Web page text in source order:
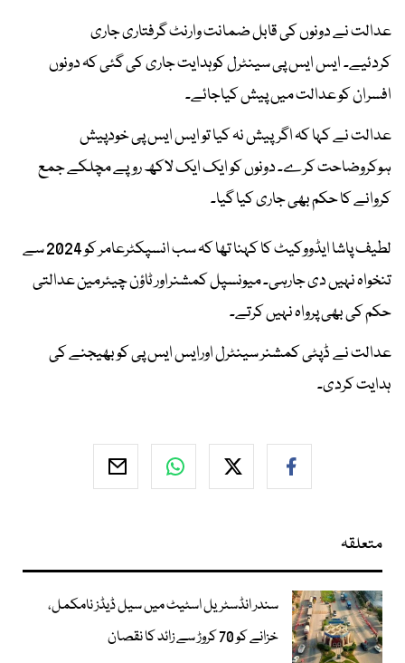
عدالت نے دونوں کی قابل ضمانت وارنٹ گرفتاری جاری
کردئیے۔ ایس ایس پی سینٹرل کوہدایت جاری کی گئی کہ دونوں
افسران کو عدالت میں پیش کیاجائے۔
عدالت نے کہا کہ اگرپیش نہ کیا تو ایس ایس پی خودپیش
ہوکروضاحت کرے۔ دونوں کو ایک ایک لاکھ روپے مچلکے جمع
کروانے کا حکم بھی جاری کیا گیا۔
لطیف پاشا ایڈووکیٹ کا کہنا تھا کہ سب انسپکٹرعامر کو 2024 سے
تنخواہ نہیں دی جارہی۔ میونسپل کمشنراور ٹاؤن چیئرمین عدالتی
حکم کی بھی پرواہ نہیں کرتے۔
عدالت نے ڈپٹی کمشنر سینٹرل اورایس ایس پی کو بھیجنے کی
ہدایت کردی۔
متعلقہ
سندر انڈسٹریل اسٹیٹ میں سیل ڈیڈز نامکمل،
خزانے کو 70 کروڑ سے زائد کا نقصان